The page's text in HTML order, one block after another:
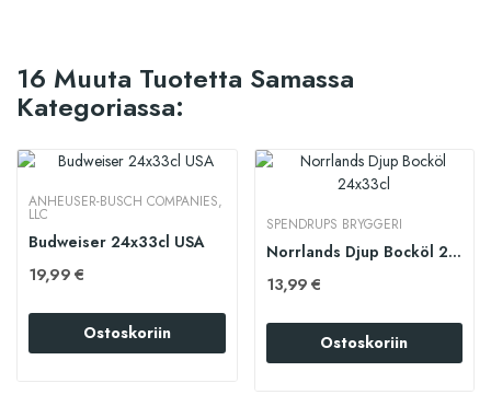
16 Muuta Tuotetta Samassa
Kategoriassa:
ANHEUSER-BUSCH COMPANIES,
LLC
Budweiser 24x33cl USA
19,99 €
Ostoskoriin
SPENDRUPS BRYGGERI
Norrlands Djup Bocköl 24x33cl
13,99 €
Ostoskoriin